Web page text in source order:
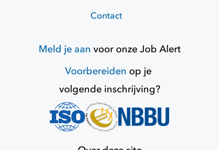
Contact
Meld je aan voor onzeJob Alert
Voorbereiden op je
volgende inschrijving?